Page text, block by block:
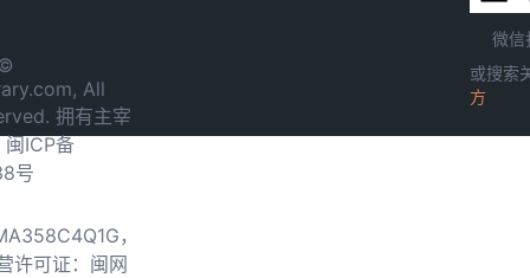
All
拥有主宰
闽ICP备
号
，
许可证：闽网
微信
或搜索
方